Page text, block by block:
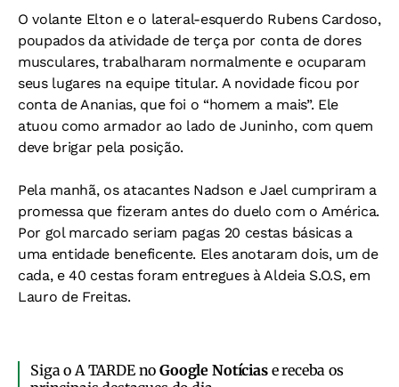
O volante Elton e o lateral-esquerdo Rubens Cardoso,
poupados da atividade de terça por conta de dores
musculares, trabalharam normalmente e ocuparam
seus lugares na equipe titular. A novidade ficou por
conta de Ananias, que foi o “homem a mais”. Ele
atuou como armador ao lado de Juninho, com quem
deve brigar pela posição.
Pela manhã, os atacantes Nadson e Jael cumpriram a
promessa que fizeram antes do duelo com o América.
Por gol marcado seriam pagas 20 cestas básicas a
uma entidade beneficente. Eles anotaram dois, um de
cada, e 40 cestas foram entregues à Aldeia S.O.S, em
Lauro de Freitas.
Siga o A TARDE noGoogle Notíciase receba os